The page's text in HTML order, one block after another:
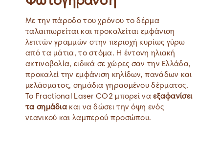
Με την πάροδο του χρόνου το δέρμα
ταλαιπωρείται και προκαλείται εμφάνιση
λεπτών γραμμών στην περιοχή κυρίως γύρω
από τα μάτια, το στόμα. Η έντονη ηλιακή
ακτινοβολία, ειδικά σε χώρες σαν την Ελλάδα,
προκαλεί την εμφάνιση κηλίδων, πανάδων και
μελάσματος, σημάδια γηρασμένου δέρματος.
Το Fractional Laser CO2 μπορεί ναεξαφανίσει
τα σημάδια και να δώσει την όψη ενός
νεανικού και λαμπερού προσώπου.